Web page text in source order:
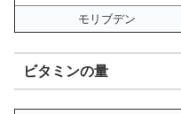
モリブデン
ビタミンの量